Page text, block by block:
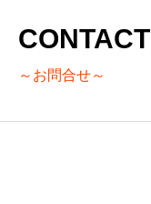
CONTACT
～お問合せ～